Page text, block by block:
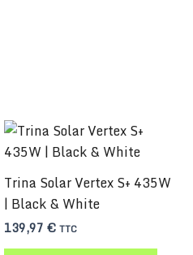
Trina Solar Vertex S+ 435W
| Black & White
139,97 € TTC